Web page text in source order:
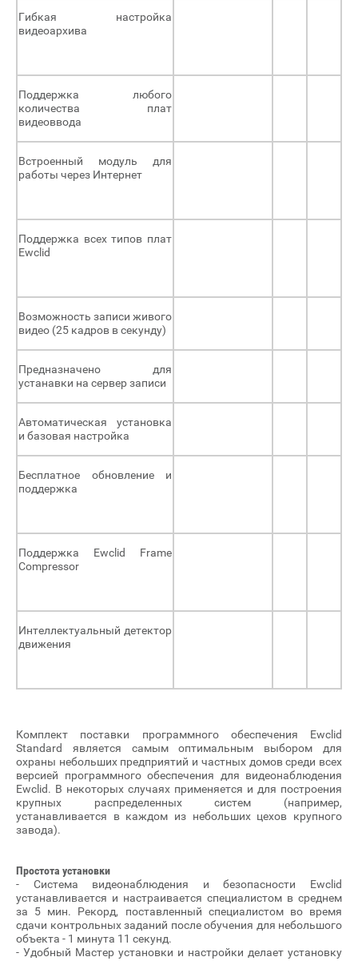
Гибкая настройка
видеоархива
Поддержка любого
количества плат
видеоввода
Встроенный модуль для
работы через Интернет
Поддержка всех типов плат
Ewclid
Возможность записи живого
видео (25 кадров в секунду)
Предназначено для
устанавки на сервер записи
Автоматическая установка
и базовая настройка
Бесплатное обновление и
поддержка
Поддержка Ewclid Frame
Compressor
Интеллектуальный детектор
движения
Комплект поставки программного обеспечения Ewclid
Standard является самым оптимальным выбором для
охраны небольших предприятий и частных домов среди всех
версией программного обеспечения для видеонаблюдения
Ewclid. В некоторых случаях применяется и для построения
крупных распределенных систем (например,
устанавливается в каждом из небольших цехов крупного
завода).
Простота установки
- Система видеонаблюдения и безопасности Ewclid
устанавливается и настраивается специалистом в среднем
за 5 мин. Рекорд, поставленный специалистом во время
сдачи контрольных заданий после обучения для небольшого
объекта - 1 минута 11 секунд.
- Удобный Мастер установки и настройки делает установку